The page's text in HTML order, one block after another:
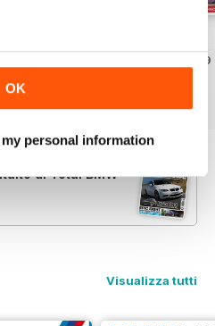
OK
personal information
Al carrello
€6,99
di Total BMW
Visualizza tutti